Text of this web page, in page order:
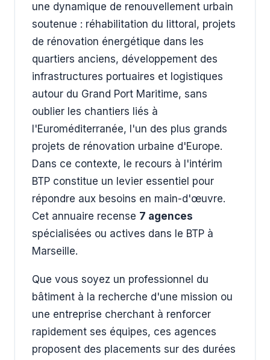
une dynamique de renouvellement urbain
soutenue : réhabilitation du littoral, projets
de rénovation énergétique dans les
quartiers anciens, développement des
infrastructures portuaires et logistiques
autour du Grand Port Maritime, sans
oublier les chantiers liés à
l'Euroméditerranée, l'un des plus grands
projets de rénovation urbaine d'Europe.
Dans ce contexte, le recours à l'intérim
BTP constitue un levier essentiel pour
répondre aux besoins en main-d'œuvre.
Cet annuaire recense 7 agences
spécialisées ou actives dans le BTP à
Marseille.
Que vous soyez un professionnel du
bâtiment à la recherche d'une mission ou
une entreprise cherchant à renforcer
rapidement ses équipes, ces agences
proposent des placements sur des durées